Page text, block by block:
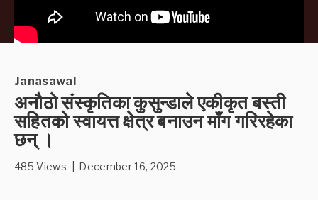
Janasawal
अनौठो संस्कृतिका कुसुन्डाले एकीकृत बस्ती
सहितको स्वायत्त क्षेत्र बनाउन माँग गरिरहेका
छन् ।
485 Views | December 16, 2025